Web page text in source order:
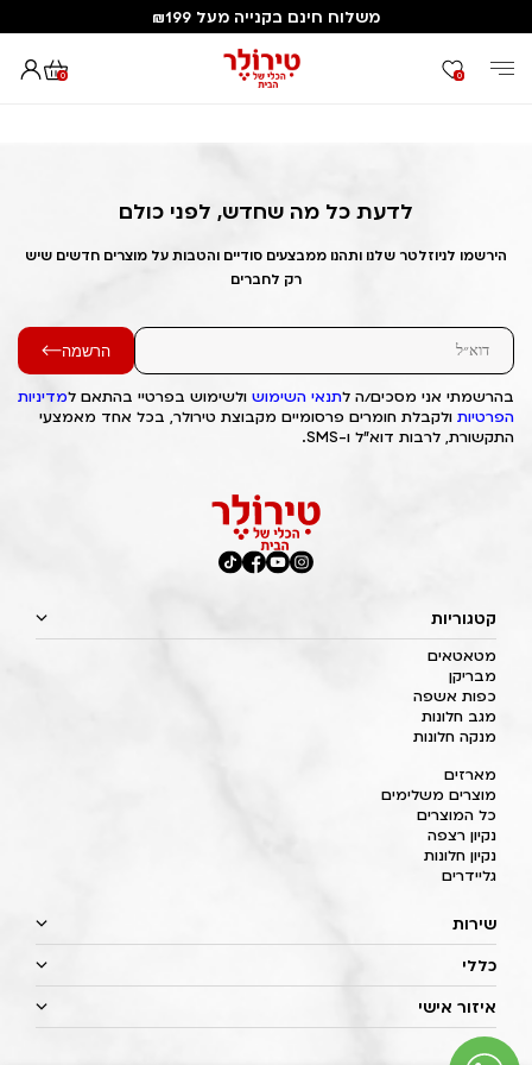
משלוח חינם בקנייה מעל ₪199
0 0
דף הבית Out of Stock Alert 2025/03/23 1742715644
לדעת כל מה שחדש, לפני כולם
הירשמו לניוזלטר שלנו ותהנו ממבצעים סודיים והטבות על מוצרים חדשים שיש
רק לחברים
הרשמה
בהרשמתי אני מסכים/ה לתנאי השימוש ולשימוש בפרטיי בהתאם למדיניות
הפרטיות ולקבלת חומרים פרסומיים מקבוצת טירולר, בכל אחד מאמצעי
התקשורת, לרבות דוא"ל ו-SMS.
קטגוריות
מטאטאים
מבריקן
כפות אשפה
מגב חלונות
מנקה חלונות
מארזים
מוצרים משלימים
כל המוצרים
נקיון רצפה
נקיון חלונות
גליידרים
שירות
כללי
איזור אישי